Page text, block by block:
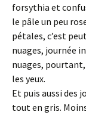
forsythia et
le pâle un peu
pétales, c’est
nuages, journée
nuages,
les yeux.
Et puis aussi des
tout en gris.